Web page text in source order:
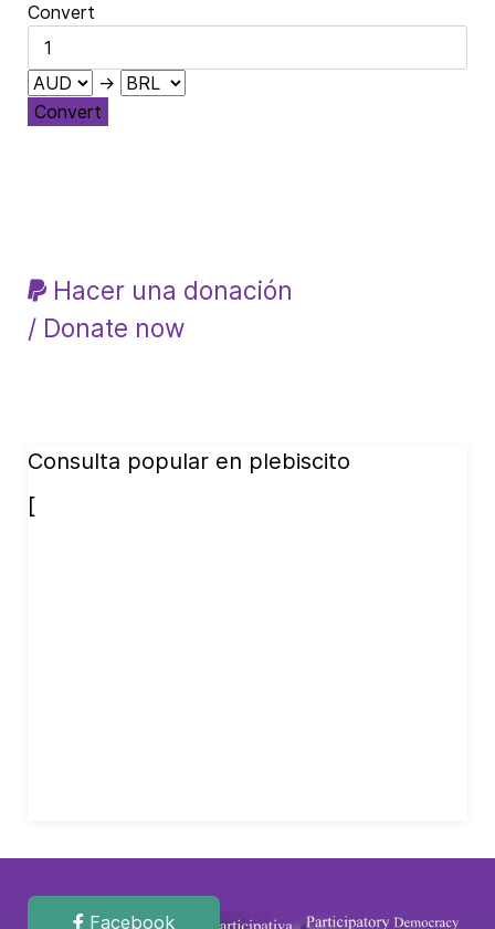
Convert
→
Convert
Hacer una donación
/ Donate now
Consulta popular en plebiscito
[
Facebook